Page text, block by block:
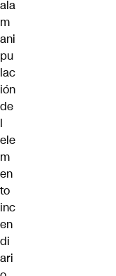
ala
m
ani
pu
lac
ión
de
l
ele
m
en
to
inc
en
di
ari